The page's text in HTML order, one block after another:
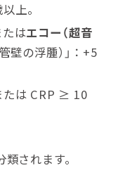
上。
はエコー（超音
壁の浮腫）」：+5
たは CRP ≥ 10
類されます。